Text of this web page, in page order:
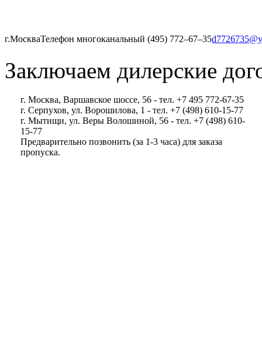
г.МоскваТелефон многоканальный (495) 772‒67‒35
Заключаем дилерские
г. Москва, Варшавское шоссе, 56 - тел. +7 495 772-67-35
г. Серпухов, ул. Ворошилова, 1 - тел. +7 (498) 610-15-77
г. Мытищи, ул. Веры Волошиной, 56 - тел. +7 (498) 610-
15-77
Предварительно позвонить (за 1-3 часа) для заказа
пропуска.